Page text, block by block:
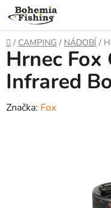
Přejít
na
obsah
Domů
/ CAMPING / NÁDOBÍ /
Hrnec Fox
Infrared
Značka: Fox